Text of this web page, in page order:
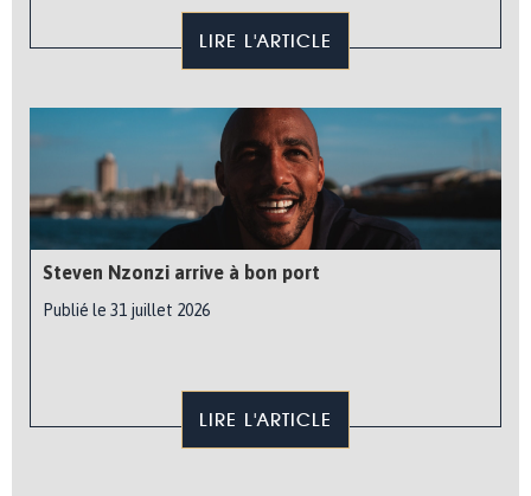
LIRE L'ARTICLE
Steven Nzonzi arrive à bon port
Publié le 31 juillet 2026
LIRE L'ARTICLE